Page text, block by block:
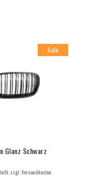
Sale
Glanz Schwarz
zzgl. Versandkosten